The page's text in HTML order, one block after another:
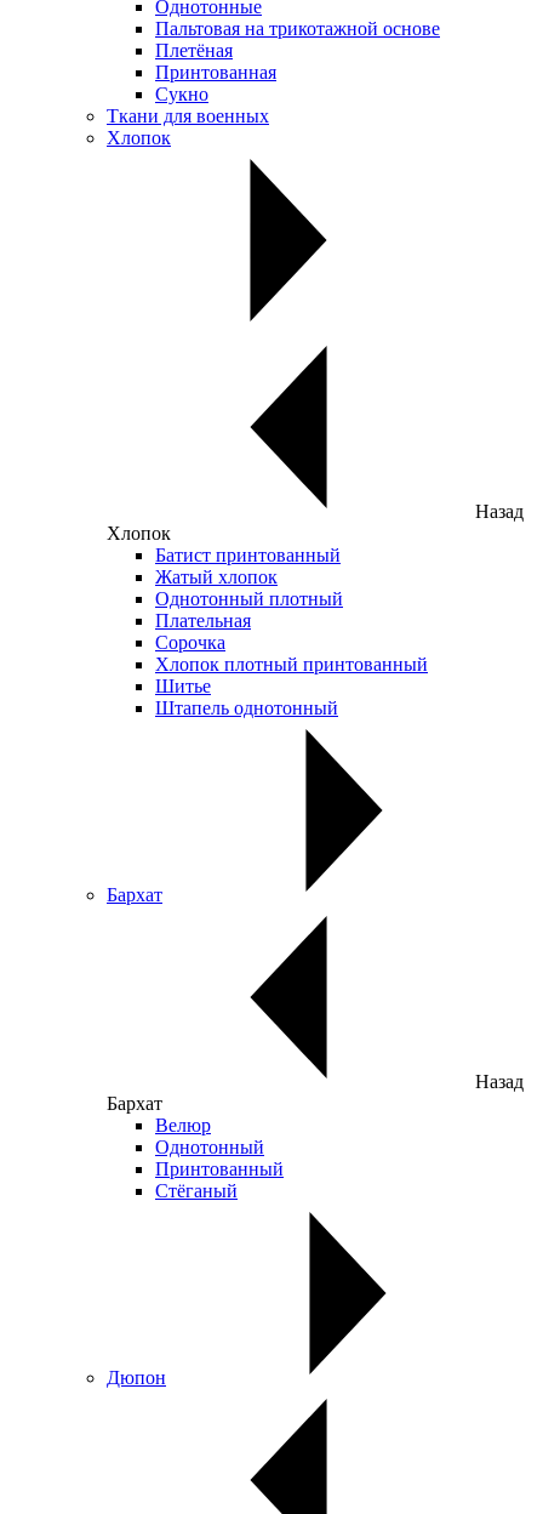
Однотонные
Пальтовая на трикотажной основе
Плетёная
Принтованная
Сукно
Ткани для военных
Хлопок
Назад
Хлопок
Батист принтованный
Жатый хлопок
Однотонный плотный
Плательная
Сорочка
Хлопок плотный принтованный
Шитье
Штапель однотонный
Бархат
Назад
Бархат
Велюр
Однотонный
Принтованный
Стёганый
Дюпон